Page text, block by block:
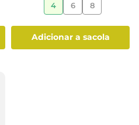
4 6 8
adicionar a sacola